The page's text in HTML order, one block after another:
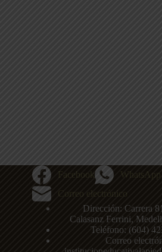
Facebook
WhatsApp
Correo electrónico
Dirección: Carrera
Calasanz Ferrini,
Teléfono: (604)
Correo